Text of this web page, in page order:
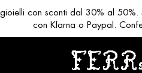
con sconti dal 30% al
con Klarna o Paypal.